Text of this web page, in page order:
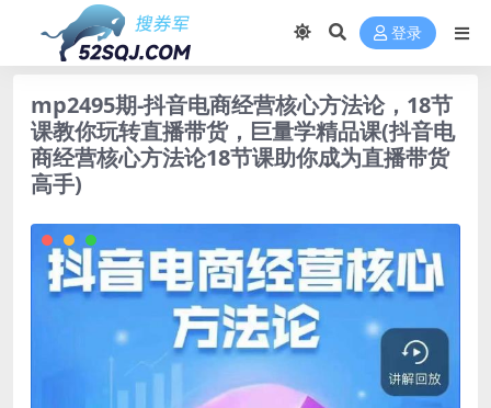
登录
mp2495期-抖音电商经营核心方法论，18节
课教你玩转直播带货，巨量学精品课(抖音电
商经营核心方法论18节课助你成为直播带货
高手)